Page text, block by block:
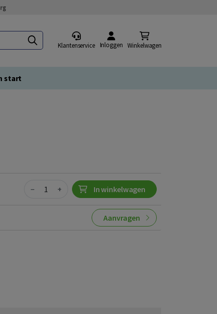
Klantenservice Inloggen Winkelwagen
start
Quantity
− + In winkelwagen
Aanvragen